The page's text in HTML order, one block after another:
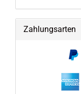
Zahlungsarten